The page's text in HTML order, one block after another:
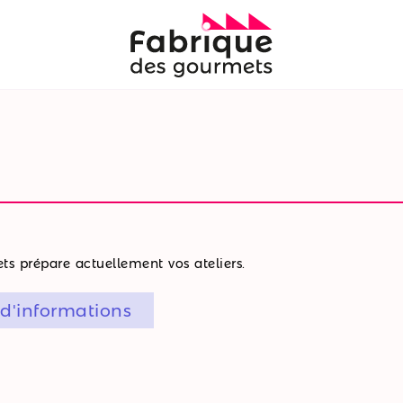
prépare actuellement vos ateliers.